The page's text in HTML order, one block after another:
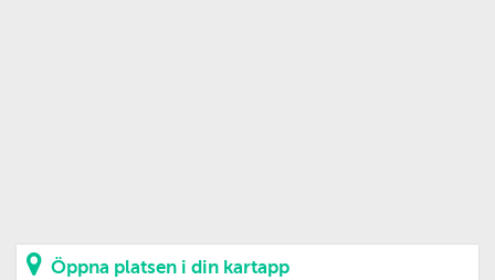
Öppna platsen i din kartapp